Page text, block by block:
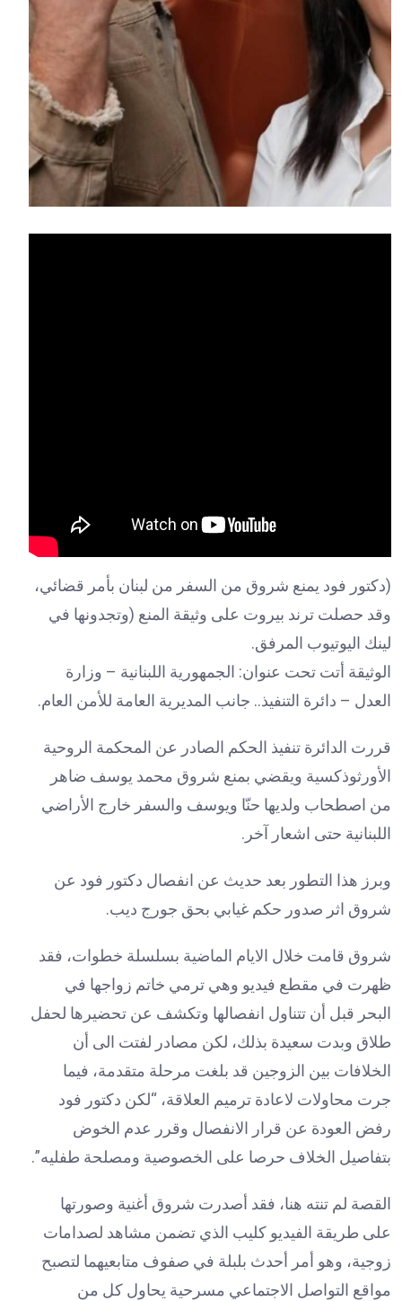
(دكتور فود يمنع شروق من السفر من لبنان بأمر قضائي،
وقد حصلت ترند بيروت على وثيقة المنع (وتجدونها في
لينك اليوتيوب المرفق.
الوثيقة أتت تحت عنوان: الجمهورية اللبنانية – وزارة
العدل – دائرة التنفيذ.. جانب المديرية العامة للأمن العام.
قررت الدائرة تنفيذ الحكم الصادر عن المحكمة الروحية
الأورثوذكسية ويقضي بمنع شروق محمد يوسف ضاهر
من اصطحاب ولديها حنّا ويوسف والسفر خارج الأراضي
اللبنانية حتى اشعار آخر.
وبرز هذا التطور بعد حديث عن انفصال دكتور فود عن
شروق اثر صدور حكم غيابي بحق جورج ديب.
شروق قامت خلال الايام الماضية بسلسلة خطوات، فقد
ظهرت في مقطع فيديو وهي ترمي خاتم زواجها في
البحر قبل أن تتناول انفصالها وتكشف عن تحضيرها لحفل
طلاق وبدت سعيدة بذلك، لكن مصادر لفتت الى أن
الخلافات بين الزوجين قد بلغت مرحلة متقدمة، فيما
جرت محاولات لاعادة ترميم العلاقة، “لكن دكتور فود
رفض العودة عن قرار الانفصال وقرر عدم الخوض
بتفاصيل الخلاف حرصا على الخصوصية ومصلحة طفليه”.
القصة لم تنته هنا، فقد أصدرت شروق أغنية وصورتها
على طريقة الفيديو كليب الذي تضمن مشاهد لصدامات
زوجية، وهو أمر أحدث بلبلة في صفوف متابعيهما لتصبح
مواقع التواصل الاجتماعي مسرحية يحاول كل من